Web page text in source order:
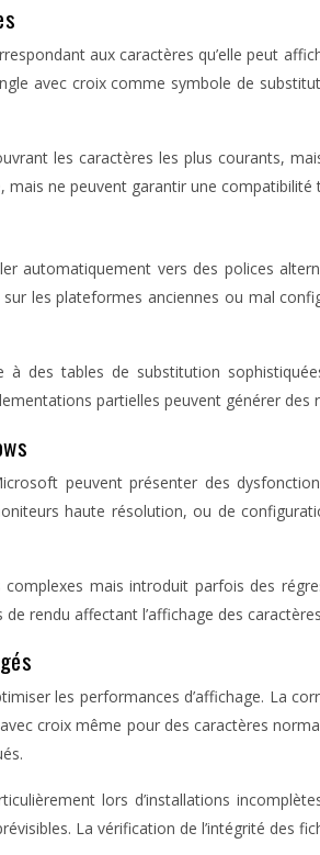
aux caractères qu’elle peut
avec croix comme symbole de
les caractères les plus courants,
ne peuvent garantir une
automatiquement vers des polices
les plateformes anciennes ou mal
des tables de substitution
partielles peuvent générer
peuvent présenter des
haute résolution, ou de
mais introduit parfois des
rendu affectant l’affichage des
les performances d’affichage. La
croix même pour des caractères
lors d’installations
La vérification de l’intégrité